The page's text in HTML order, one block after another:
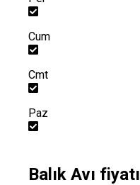
Cum
Cmt
Paz
Balık Avı fiyatı